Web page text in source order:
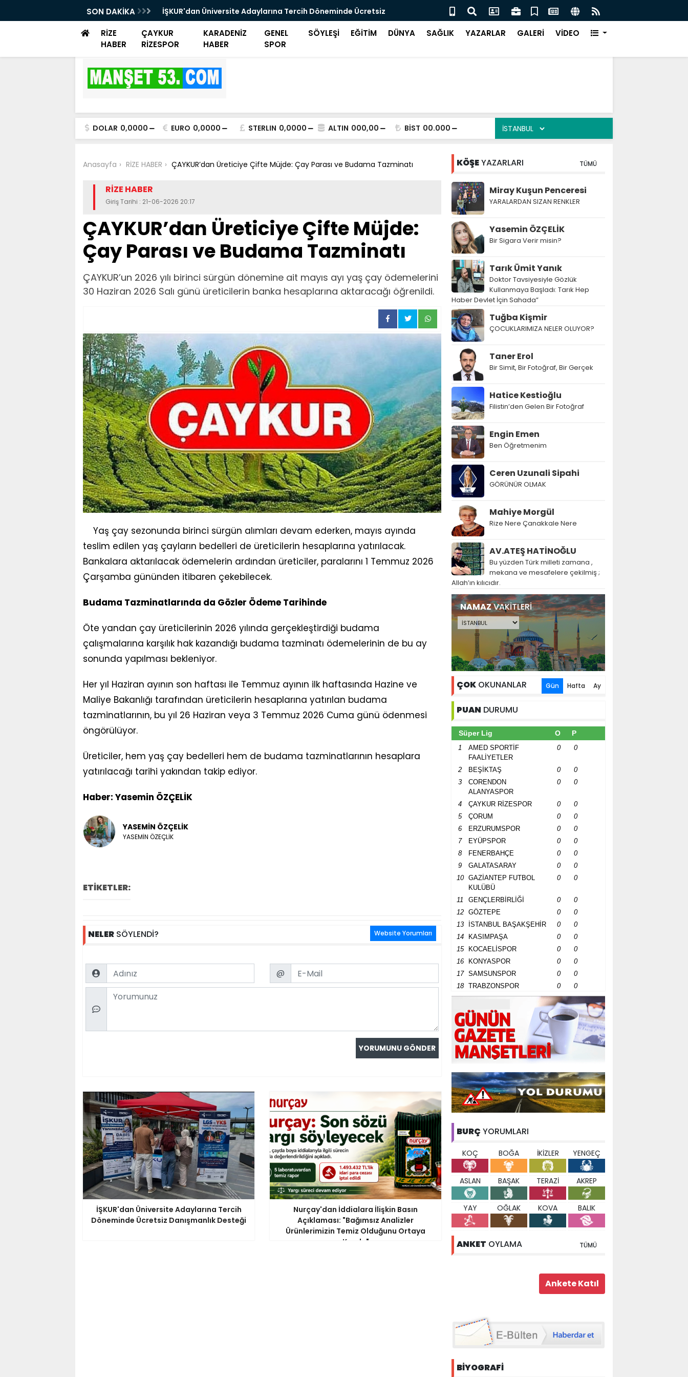
SON DAKİKA
Günü düzenlendi
İŞKUR'dan Üniversite Adaylarına Tercih Döneminde Ücretsiz
Danışmanlık Desteği
Midilli'de Türk Müziği Rüzgarı Esecek.
RİZE
HABER
ÇAYKUR
RİZESPOR
KARADENİZ
HABER
GENEL
SPOR
SÖYLEŞİ EĞİTİM DÜNYA SAĞLIK YAZARLAR GALERİ VİDEO
DOLAR 0,0000 EURO 0,0000 STERLIN 0,0000 ALTIN 000,00 BİST 00.000
Anasayfa RİZE HABER ÇAYKUR’dan Üreticiye Çifte Müjde: Çay Parası ve Budama Tazminatı
RİZE HABER
Giriş Tarihi : 21-06-2026 20:17
ÇAYKUR’dan Üreticiye Çifte Müjde:
Çay Parası ve Budama Tazminatı
ÇAYKUR’un 2026 yılı birinci sürgün dönemine ait mayıs ayı yaş çay ödemelerini
30 Haziran 2026 Salı günü üreticilerin banka hesaplarına aktaracağı öğrenildi.
Yaş çay sezonunda birinci sürgün alımları devam ederken, mayıs ayında
teslim edilen yaş çayların bedelleri de üreticilerin hesaplarına yatırılacak.
Bankalara aktarılacak ödemelerin ardından üreticiler, paralarını 1 Temmuz 2026
Çarşamba gününden itibaren çekebilecek.
Budama Tazminatlarında da Gözler Ödeme Tarihinde
Öte yandan çay üreticilerinin 2026 yılında gerçekleştirdiği budama
çalışmalarına karşılık hak kazandığı budama tazminatı ödemelerinin de bu ay
sonunda yapılması bekleniyor.
Her yıl Haziran ayının son haftası ile Temmuz ayının ilk haftasında Hazine ve
Maliye Bakanlığı tarafından üreticilerin hesaplarına yatırılan budama
tazminatlarının, bu yıl 26 Haziran veya 3 Temmuz 2026 Cuma günü ödenmesi
öngörülüyor.
Üreticiler, hem yaş çay bedelleri hem de budama tazminatlarının hesaplara
yatırılacağı tarihi yakından takip ediyor.
Haber: Yasemin ÖZÇELİK
YASEMİN ÖZÇELİK
YASEMİN ÖZEÇLİK
ETİKETLER:
NELER SÖYLENDİ? Website Yorumları
Name Email
@
Comment
İŞKUR'dan Üniversite Adaylarına Tercih
Döneminde Ücretsiz Danışmanlık Desteği
Nurçay'dan İddialara İlişkin Basın
Açıklaması: "Bağımsız Analizler
Ürünlerimizin Temiz Olduğunu Ortaya
Koydu"
KÖŞEYAZARLARI TÜMÜ
Miray Kuşun Penceresi
YARALARDAN SIZAN RENKLER
Yasemin ÖZÇELİK
Bir Sigara Verir misin?
Tarık Ümit Yanık
Doktor Tavsiyesiyle Gözlük
Kullanmaya Başladı: Tarık Hep
Haber Devlet İçin Sahada”
Tuğba Kişmir
ÇOCUKLARIMIZA NELER OLUYOR?
Taner Erol
Bir Simit, Bir Fotoğraf, Bir Gerçek
Hatice Kestioğlu
Filistin’den Gelen Bir Fotoğraf
Engin Emen
Ben Öğretmenim
Ceren Uzunali Sipahi
GÖRÜNÜR OLMAK
Mahiye Morgül
Rize Nere Çanakkale Nere
AV.ATEŞ HATİNOĞLU
Bu yüzden Türk milleti zamana ,
mekana ve mesafelere çekilmiş ;
Allah’ın kılıcıdır.
NAMAZVAKİTLERİ
ÇOK OKUNANLAR Gün Hafta Ay
PUAN DURUMU
Süper Lig O P
1
AMED SPORTİF
FAALİYETLER
0 0
2 BEŞİKTAŞ 0
0
3
CORENDON
ALANYASPOR
0 0
4 ÇAYKUR RİZESPOR 0
0
5
ÇORUM 0
0
6
ERZURUMSPOR 0
0
7
EYÜPSPOR 0
0
8
FENERBAHÇE 0
0
9
GALATASARAY 0
0
10
GAZİANTEP FUTBOL
KULÜBÜ
0 0
11 GENÇLERBİRLİĞİ 0
0
12
GÖZTEPE 0
0
13
İSTANBUL BAŞAKŞEHİR 0
0
14
KASIMPAŞA 0
0
15
KOCAELİSPOR 0
0
16
KONYASPOR 0
0
17
SAMSUNSPOR 0
0
18
TRABZONSPOR 0 0
BURÇ YORUMLARI
KOÇ BOĞA İKİZLER YENGEÇ
ASLAN BAŞAK TERAZİ AKREP
YAY OĞLAK KOVA BALIK
ANKET OYLAMA TÜMÜ
BİYOGRAFİ